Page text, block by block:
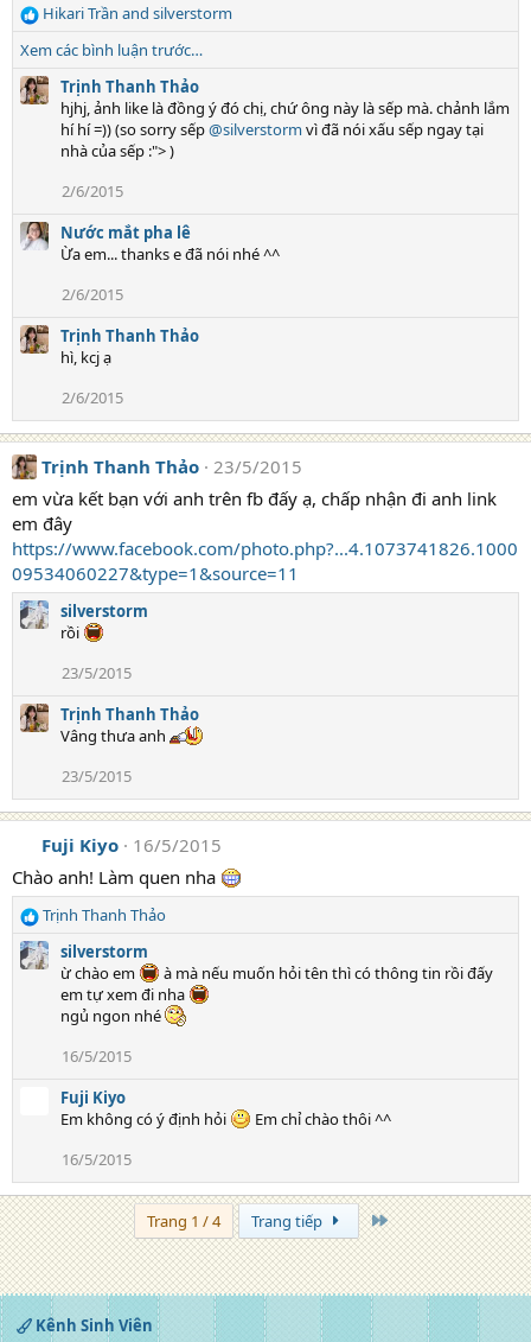
R
e
c
t
Hikari Trần and silverstorm
Xem các bình luận trước…
Trịnh Thanh Thảo
hjhj, ảnh like là đồng ý đó chị, chứ ông này là sếp mà. chảnh lắm
hí hí =)) (so sorry sếp@silverstormvì đã nói xấu sếp ngay tại
nhà của sếp :"> )
2/6/2015
Nước mắt pha lê
Ừa em... thanks e đã nói nhé ^^
2/6/2015
Trịnh Thanh Thảo
hì, kcj ạ
2/6/2015
Trịnh Thanh Thảo
23/5/2015
em vừa kết bạn với anh trên fb đấy ạ, chấp nhận đi anh link
em đây
https://www.facebook.com/photo.php?...4.1073741826.1000
09534060227&type=1&source=11
silverstorm
rồi
23/5/2015
Trịnh Thanh Thảo
Vâng thưa anh
23/5/2015
Fuji Kiyo
16/5/2015
Chào anh! Làm quen nha
R
e
a
Trịnh Thanh Thảo
silverstorm
ừ chào em
à mà nếu muốn hỏi tên thì có thông tin rồi đấy
em tự xem đi nha
ngủ ngon nhé
16/5/2015
Fuji Kiyo
Em không có ý định hỏi
Em chỉ chào thôi ^^
16/5/2015
Trang 1 / 4 Trang tiếp Trang cuối
Kênh Sinh Viên